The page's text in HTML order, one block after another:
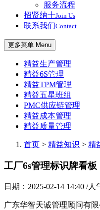
服务流程
招贤纳士Join Us
联系我们Contact
更多菜单 Menu
精益生产管理
精益6S管理
精益TPM管理
精益五星班组
PMC供应链管理
精益成本管理
精益质量管理
首页 > 精益知识 > 精
工厂6s管理标识牌看板
日期：2025-02-14 14:40 /人
广东华智天诚管理顾问有